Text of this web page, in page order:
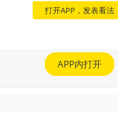
打开APP，发表看法
APP内打开